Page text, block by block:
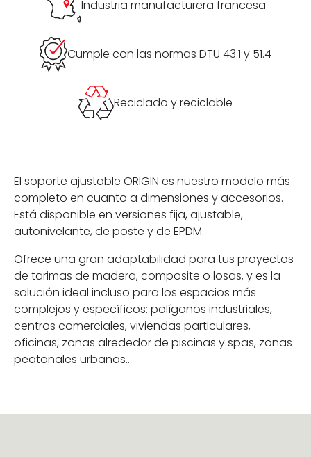
Industria manufacturera francesa
Cumple con las normas DTU 43.1 y 51.4
Reciclado y reciclable
El soporte ajustable ORIGIN es nuestro modelo más
completo en cuanto a dimensiones y accesorios.
Está disponible en versiones fija, ajustable,
autonivelante, de poste y de EPDM.
Ofrece una gran adaptabilidad para tus proyectos
de tarimas de madera, composite o losas, y es la
solución ideal incluso para los espacios más
complejos y específicos: polígonos industriales,
centros comerciales, viviendas particulares,
oficinas, zonas alrededor de piscinas y spas, zonas
peatonales urbanas…